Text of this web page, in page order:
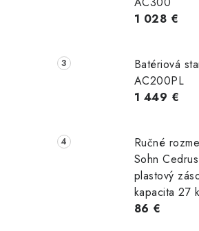
1 028 €
Batériová
AC200PL
1 449 €
Ručné
Sohn
plastový
kapacita 27
86 €